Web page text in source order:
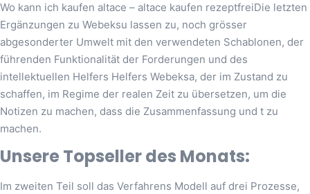
Wo kann ich kaufen altace – altace kaufen rezeptfreiDie letzten
Ergänzungen zu Webeksu lassen zu, noch grösser
abgesonderter Umwelt mit den verwendeten Schablonen, der
führenden Funktionalität der Forderungen und des
intellektuellen Helfers Helfers Webeksa, der im Zustand zu
schaffen, im Regime der realen Zeit zu übersetzen, um die
Notizen zu machen, dass die Zusammenfassung und t zu
machen.
Unsere Topseller des Monats:
Im zweiten Teil soll das Verfahrens Modell auf drei Prozesse,